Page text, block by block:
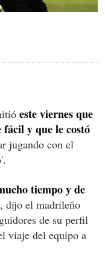
este viernes que
y que le costó
jugando con el
tiempo y de
, dijo el madrileño
de su perfil
viaje del equipo a